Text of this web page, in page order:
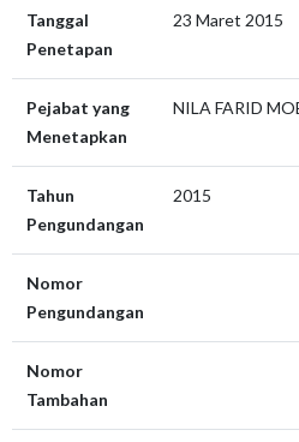
Tanggal
Penetapan
23 Maret 2015
Pejabat yang
Menetapkan
NILA FARID
Tahun
Pengundangan
2015
Nomor
Pengundangan
Nomor
Tambahan